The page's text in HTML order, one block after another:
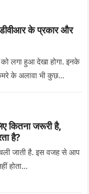
के प्रकार और
लगा हुआ देखा होगा. इनके
के अलावा भी कुछ…
कितना जरूरी है,
है?
जाती है. इस वजह से आप
होता…